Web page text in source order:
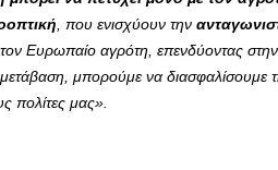
, που ενισχύουν την
Ευρωπαίο αγρότη, επενδύοντας
μετάβαση, μπορούμε να
πολίτες μας».